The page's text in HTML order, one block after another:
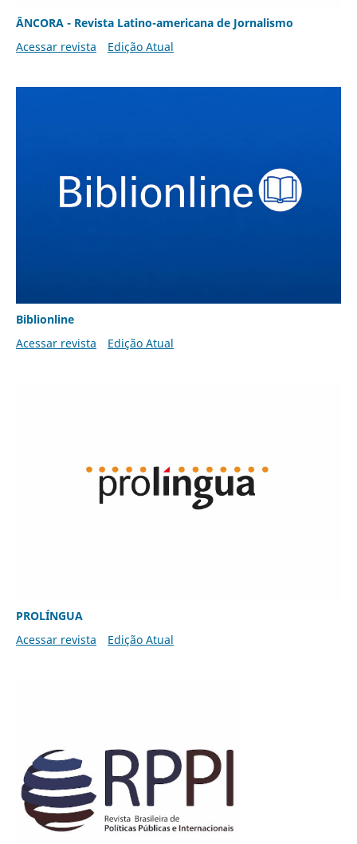
ÂNCORA - Revista Latino-americana de Jornalismo
Acessar revista
Edição Atual
Biblionline
Acessar revista
Edição Atual
PROLÍNGUA
Acessar revista
Edição Atual